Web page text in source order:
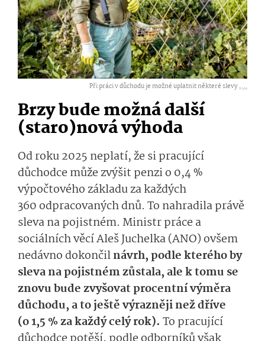
Při práci v důchodu je možné uplatnit některé slevy ,...
Brzy bude možná další
(staro)nová výhoda
Od roku 2025 neplatí, že si pracující
důchodce může zvýšit penzi o 0,4 %
výpočtového základu za každých
360 odpracovaných dnů. To nahradila právě
sleva na pojistném. Ministr práce a
sociálních věcí Aleš Juchelka (ANO) ovšem
nedávno dokončilnávrh, podle kterého by
sleva na pojistném zůstala, ale k tomu se
znovu bude zvyšovat procentní výměra
důchodu, a to ještě výrazněji než dříve
(o 1,5 % za každý celý rok). To pracující